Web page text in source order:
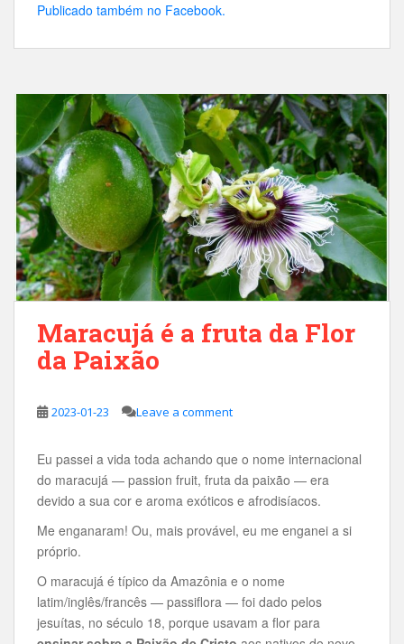
Publicado também no Facebook.
Maracujá é a fruta da Flor
da Paixão
2023-01-23 Leave a comment
Eu passei a vida toda achando que o nome internacional
do maracujá — passion fruit, fruta da paixão — era
devido a sua cor e aroma exóticos e afrodisíacos.
Me enganaram! Ou, mais provável, eu me enganei a si
próprio.
O maracujá é típico da Amazônia e o nome
latim/inglês/francês — passiflora — foi dado pelos
jesuítas, no século 18, porque usavam a flor para